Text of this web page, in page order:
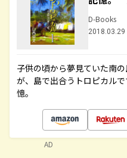
D-Books
2018.03.29
子供の頃から夢見ていた南
が、島で出合うトロピカル
憶。
AD